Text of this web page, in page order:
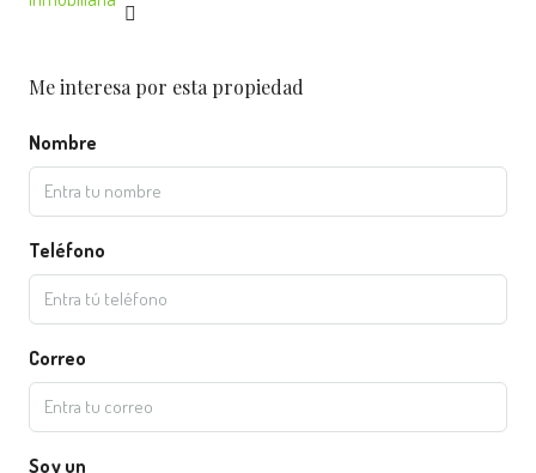
Me interesa por esta propiedad
Nombre
Teléfono
Correo
Soy un